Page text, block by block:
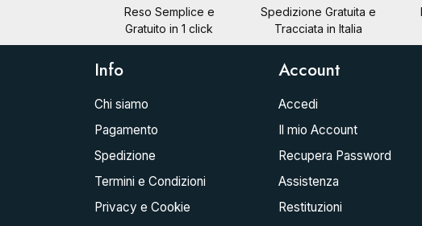
Reso Semplice e
Gratuito in 1 click
Spedizione Gratuita e
Tracciata in Italia
Info
Chi siamo
Pagamento
Spedizione
Termini e Condizioni
Privacy e Cookie
Account
Accedi
Il mio Account
Recupera Password
Assistenza
Restituzioni